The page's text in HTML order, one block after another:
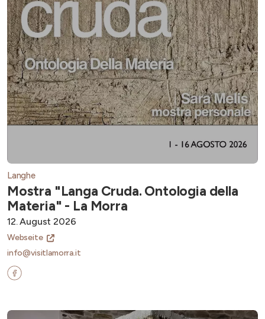
Langhe
Mostra "Langa Cruda. Ontologia della
Materia" - La Morra
12. August 2026
Webseite
info@visitlamorra.it